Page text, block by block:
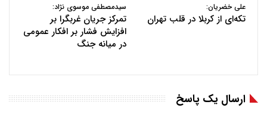
علی خضریان:
تکه‌ای از کربلا در قلب تهران
سیدمصطفی موسوی نژاد:
تمرکز جریان غربگرا بر
افزایش فشار بر افکار عمومی
در میانه جنگ
ارسال یک پاسخ